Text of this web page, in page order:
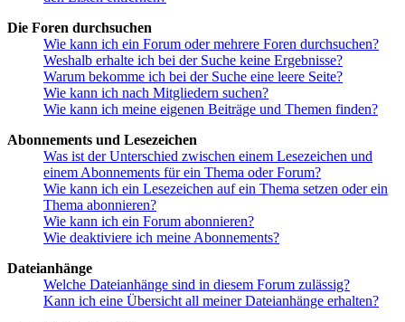
Die Foren durchsuchen
Wie kann ich ein Forum oder mehrere Foren durchsuchen?
Weshalb erhalte ich bei der Suche keine Ergebnisse?
Warum bekomme ich bei der Suche eine leere Seite?
Wie kann ich nach Mitgliedern suchen?
Wie kann ich meine eigenen Beiträge und Themen finden?
Abonnements und Lesezeichen
Was ist der Unterschied zwischen einem Lesezeichen und
einem Abonnements für ein Thema oder Forum?
Wie kann ich ein Lesezeichen auf ein Thema setzen oder ein
Thema abonnieren?
Wie kann ich ein Forum abonnieren?
Wie deaktiviere ich meine Abonnements?
Dateianhänge
Welche Dateianhänge sind in diesem Forum zulässig?
Kann ich eine Übersicht all meiner Dateianhänge erhalten?